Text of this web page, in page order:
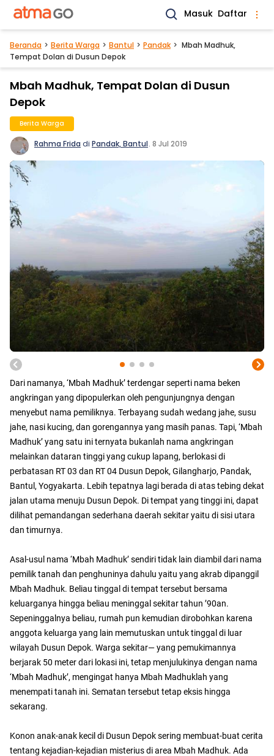
Masuk Daftar
Beranda Berita Warga Bantul Pandak
Mbah Madhuk,
Tempat Dolan di Dusun Depok
Mbah Madhuk, Tempat Dolan di Dusun
Depok
Berita Warga
Rahma Frida di Pandak, Bantul. 8 Jul 2019
Dari namanya, ‘Mbah Madhuk’ terdengar seperti nama beken
angkringan yang dipopulerkan oleh pengunjungnya dengan
menyebut nama pemiliknya. Terbayang sudah wedang jahe, susu
jahe, nasi kucing, dan gorengannya yang masih panas. Tapi, ‘Mbah
Madhuk’ yang satu ini ternyata bukanlah nama angkringan
melainkan dataran tinggi yang cukup lapang, berlokasi di
perbatasan RT 03 dan RT 04 Dusun Depok, Gilangharjo, Pandak,
Bantul, Yogyakarta. Lebih tepatnya lagi berada di atas tebing dekat
jalan utama menuju Dusun Depok. Di tempat yang tinggi ini, dapat
dilihat pemandangan sederhana daerah sekitar yaitu di sisi utara
dan timurnya.
Asal-usul nama ‘Mbah Madhuk’ sendiri tidak lain diambil dari nama
pemilik tanah dan penghuninya dahulu yaitu yang akrab dipanggil
Mbah Madhuk. Beliau tinggal di tempat tersebut bersama
keluarganya hingga beliau meninggal sekitar tahun ’90an.
Sepeninggalnya beliau, rumah pun kemudian dirobohkan karena
anggota keluarga yang lain memutuskan untuk tinggal di luar
wilayah Dusun Depok. Warga sekitar— yang pemukimannya
berjarak 50 meter dari lokasi ini, tetap menjulukinya dengan nama
‘Mbah Madhuk’, mengingat hanya Mbah Madhuklah yang
menempati tanah ini. Sematan tersebut tetap eksis hingga
sekarang.
Konon anak-anak kecil di Dusun Depok sering membuat-buat cerita
tentang kejadian-kejadian misterius di area Mbah Madhuk. Ada